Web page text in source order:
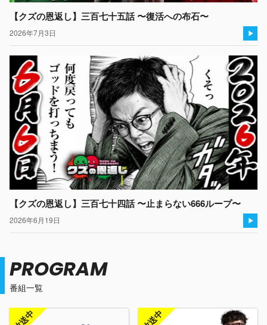
【クズの恩返し】三百七十五話 〜復活への布石〜
2026年7月3日
【クズの恩返し】三百七十四話 〜止まらない666ループ〜
2026年6月19日
番組一覧
PROGRAM